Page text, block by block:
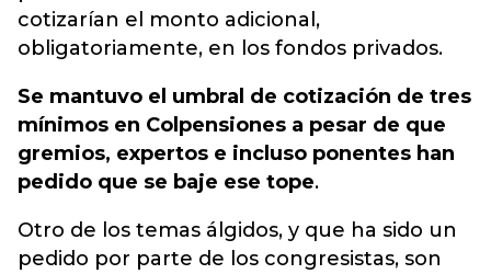
cotizarían el monto adicional,
obligatoriamente, en los fondos privados.
Se mantuvo el umbral de cotización de tres
mínimos en Colpensiones a pesar de que
gremios, expertos e incluso ponentes han
pedido que se baje ese tope.
Otro de los temas álgidos, y que ha sido un
pedido por parte de los congresistas, son